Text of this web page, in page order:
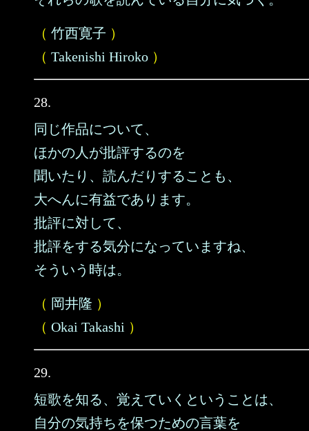
（ 竹西寛子 ）
（ Takenishi Hiroko ）
28.
同じ作品について、
ほかの人が批評するのを
聞いたり、読んだりすることも、
大へんに有益であります。
批評に対して、
批評をする気分になっていますね、
そういう時は。
（ 岡井隆 ）
（ Okai Takashi ）
29.
短歌を知る、覚えていくということは、
自分の気持ちを保つための言葉を